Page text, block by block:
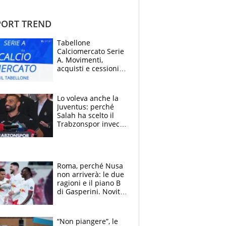
TREND
Tabellone
Calciomercato Serie
A. Movimenti,
acquisti e cessioni:
Lo voleva anche la
Juventus: perché
Salah ha scelto il
Trabzonspor invece
Roma, perché Nusa
non arriverà: le due
ragioni e il piano B
di Gasperini. Novità
“Non piangere”, le